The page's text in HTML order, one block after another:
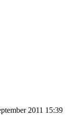
2011 15:39